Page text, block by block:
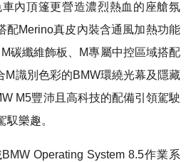
內頂篷更營造濃烈熱血的座艙氛
配Merino真皮內裝含通風加熱功能
碳纖維飾板、M專屬中控區域搭配
M識別色彩的BMW環繞光幕及隱藏
M5豐沛且高科技的配備引領駕駛
樂趣。
Operating System 8.5作業系